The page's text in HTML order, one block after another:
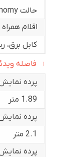
حالت Economy
اقلام
کابل برق،
فاصله
پرده نمایش با
1.89 متر
پرده نمایش با
2.1 متر
پرده نمایش با